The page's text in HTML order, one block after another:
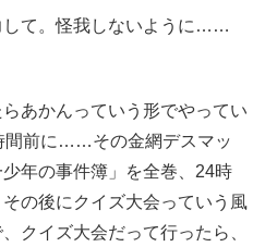
して。怪我しないように……
らあかんっていう形でやってい
間前に……その金網デスマッ
年の事件簿」を全巻、24時
の後にクイズ大会っていう風
クイズ大会だって行ったら、